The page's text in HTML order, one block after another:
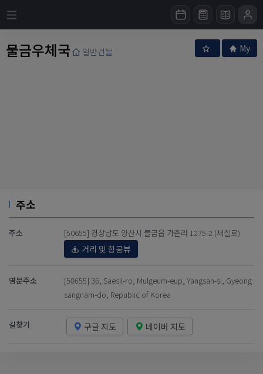
물금우체국 일반건물 My
주소
주소 [50655] 경상남도 양산시 물금읍 가촌리 1275-2 (새실로)
거리 및 항공뷰
영문주소
[50655] 36, Saesil-ro, Mulgeum-eup, Yangsan-si, Gyeong
sangnam-do, Republic of Korea
길찾기 구글 지도 네이버 지도